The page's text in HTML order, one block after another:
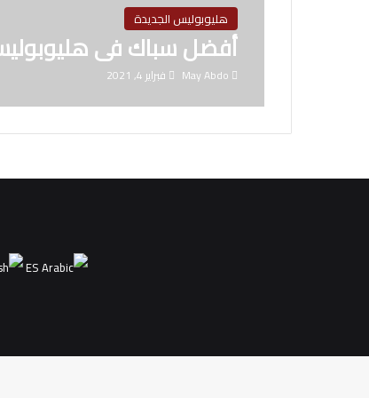
هليوبوليس الجديدة
أفضل سباك فى
May Abdo فبراير 4, 2021
ES